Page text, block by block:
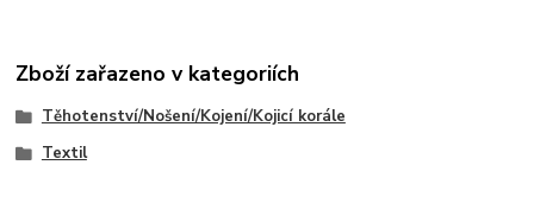
Zboží zařazeno v kategoriích
Těhotenství/Nošení/Kojení/Kojicí korále
Textil